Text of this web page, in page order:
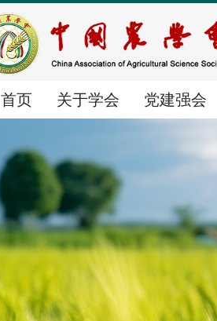
首页 关于学会 党建强会
关于学会
学会简介 党建动态 时政要闻